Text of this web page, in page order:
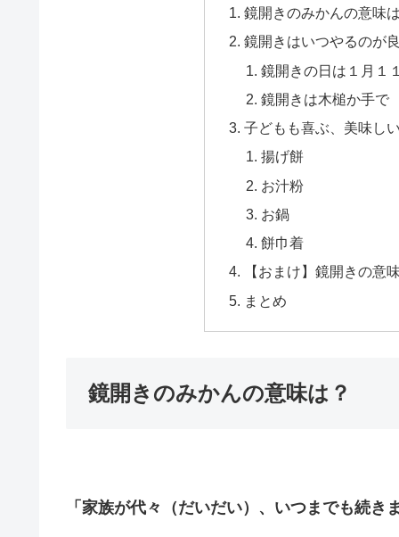
鏡開きのみかんの意味
鏡開きはいつやるのが
鏡開きの日は１月１
鏡開きは木槌か手で
子どもも喜ぶ、美味し
揚げ餅
お汁粉
お鍋
餅巾着
【おまけ】鏡開きの意
まとめ
鏡開きのみかんの意味は？
「家族が代々（だいだい）、いつまでも続き